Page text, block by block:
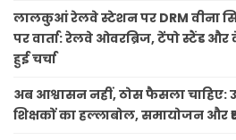
लालकुआं रेलवे स्टेशन पर DRM वीना
पर वार्ता: रेलवे ओवरब्रिज, टेंपो स्टैंड
हुई चर्चा
अब आश्वासन नहीं, ठोस फैसला चाहिए:
शिक्षकों का हल्लाबोल, समायोजन और